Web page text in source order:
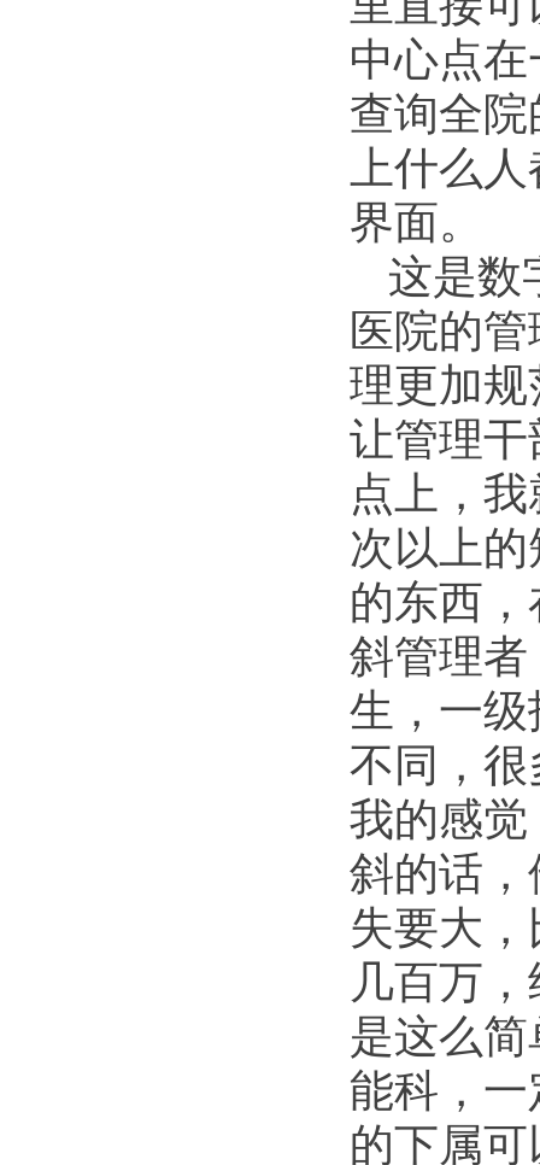
中心点
查询全
上什么
界面。
这是数
医院的
理更加
让管理
点上，
次以上
的东西
斜管理
生，一
不同，
我的感
斜的话
失要大
几百万
是这么
能科，
的下属